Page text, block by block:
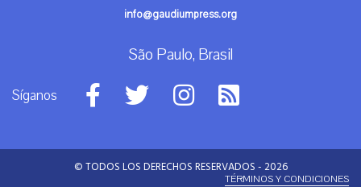
info@gaudiumpress.org
São Paulo, Brasil
Síganos
© TODOS LOS DERECHOS RESERVADOS - 2026
TÉRMINOS Y CONDICIONES